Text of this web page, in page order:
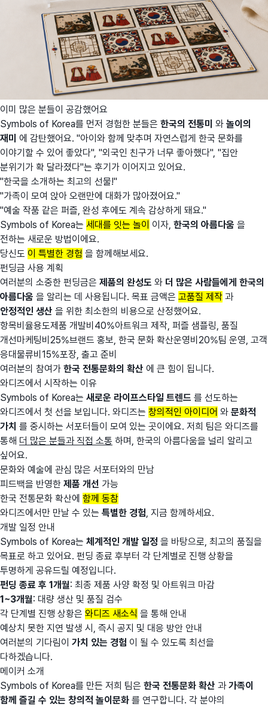
이미 많은 분들이 공감했어요
Symbols of Korea를 먼저 경험한 분들은 한국의 전통미 와 놀이의
재미 에 감탄했어요. "아이와 함께 맞추며 자연스럽게 한국 문화를
이야기할 수 있어 좋았다", "외국인 친구가 너무 좋아했다", "집안
분위기가 확 달라졌다"는 후기가 이어지고 있어요.
"한국을 소개하는 최고의 선물!"
"가족이 모여 앉아 오랜만에 대화가 많아졌어요."
"예술 작품 같은 퍼즐, 완성 후에도 계속 감상하게 돼요."
Symbols of Korea는 세대를 잇는 놀이 이자, 한국의 아름다움 을
전하는 새로운 방법이에요.
당신도 이 특별한 경험 을 함께해보세요.
펀딩금 사용 계획
여러분의 소중한 펀딩금은 제품의 완성도 와 더 많은 사람들에게 한국의
아름다움 을 알리는 데 사용됩니다. 목표 금액은 고품질 제작 과
안정적인 생산 을 위한 최소한의 비용으로 산정했어요.
항목비율용도제품 개발비40%아트워크 제작, 퍼즐 샘플링, 품질
개선마케팅비25%브랜드 홍보, 한국 문화 확산운영비20%팀 운영, 고객
응대물류비15%포장, 출고 준비
여러분의 참여가 한국 전통문화의 확산 에 큰 힘이 됩니다.
와디즈에서 시작하는 이유
Symbols of Korea는 새로운 라이프스타일 트렌드 를 선도하는
와디즈에서 첫 선을 보입니다. 와디즈는 창의적인 아이디어 와 문화적
가치 를 중시하는 서포터들이 모여 있는 곳이에요. 저희 팀은 와디즈를
통해 더 많은 분들과 직접 소통 하며, 한국의 아름다움을 널리 알리고
싶어요.
문화와 예술에 관심 많은 서포터와의 만남
피드백을 반영한 제품 개선 가능
한국 전통문화 확산에 함께 동참
와디즈에서만 만날 수 있는 특별한 경험, 지금 함께하세요.
개발 일정 안내
Symbols of Korea는 체계적인 개발 일정 을 바탕으로, 최고의 품질을
목표로 하고 있어요. 펀딩 종료 후부터 각 단계별로 진행 상황을
투명하게 공유드릴 예정입니다.
펀딩 종료 후 1개월: 최종 제품 사양 확정 및 아트워크 마감
1~3개월: 대량 생산 및 품질 검수
각 단계별 진행 상황은 와디즈 새소식 을 통해 안내
예상치 못한 지연 발생 시, 즉시 공지 및 대응 방안 안내
여러분의 기다림이 가치 있는 경험 이 될 수 있도록 최선을
다하겠습니다.
메이커 소개
Symbols of Korea를 만든 저희 팀은 한국 전통문화 확산 과가족이
함께 즐길 수 있는 창의적 놀이문화 를 연구합니다. 각 분야의